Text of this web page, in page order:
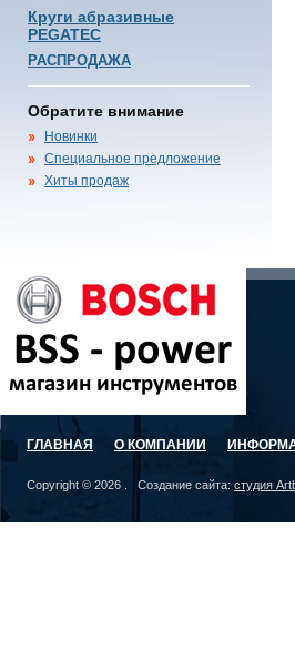
Круги абразивные
PEGATEC
РАСПРОДАЖА
Обратите внимание
Новинки
Специальное предложение
Хиты продаж
ГЛАВНАЯ О КОМПАНИИ
Copyright © 2026 . Создание сайта: студия